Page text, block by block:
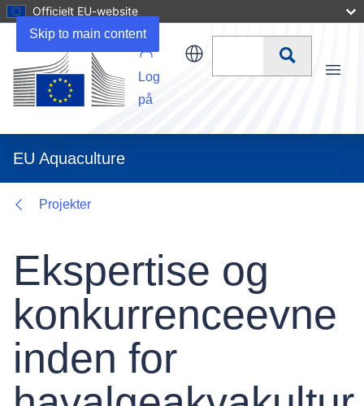
Skip to main content
Officielt EU-website
Log
på
Søg
EU Aquaculture
Menu
Projekter
Ekspertise og
konkurrenceevne
inden for
Related URLs